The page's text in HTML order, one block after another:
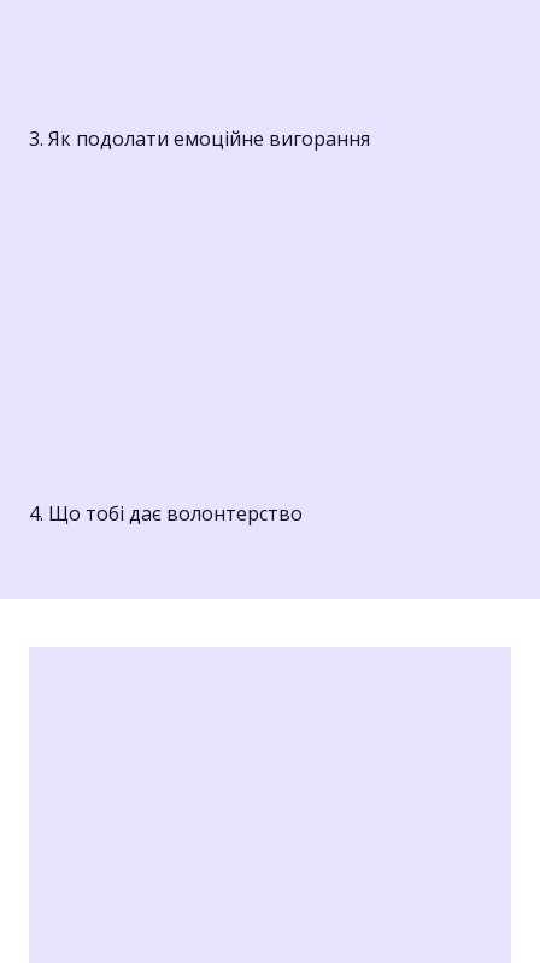
3. Як подолати емоційне вигорання
4. Що тобі дає волонтерство